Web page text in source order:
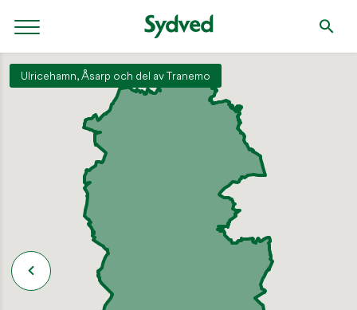
Söket börjar efter tre tecken.
NYLIGEN PUBLICERAT
2 september: Klippdag i Tjugby, Ödeshög
SKOGSDAGAR / VÄLKOMMEN TILL SYDVEDS SKOGSDAGAR!
Ulricehamn, Åsarp och del av Tranemo